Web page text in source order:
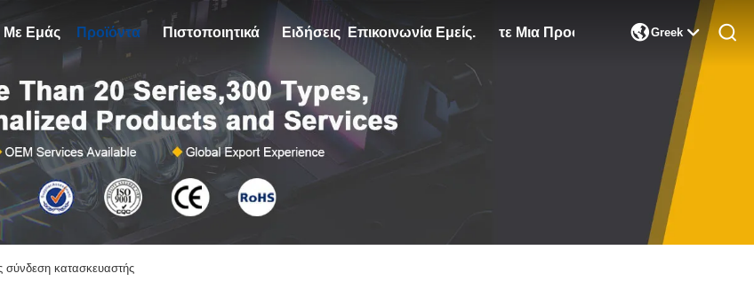
Με Εμάς Προϊόντα Πιστοποιητικά Ειδήσεις Επικοινωνία Εμείς.Ζητήστε Μια Προσφορά Greek 
κατασκευαστής